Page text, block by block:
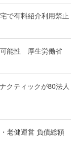
で有料紹介利用禁止
可能性 厚生労働省
クティックが80法人
老健運営 負債総額